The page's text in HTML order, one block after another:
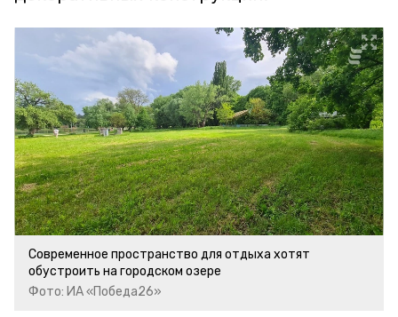
Современное пространство для отдыха хотят
обустроить на городском озере
Фото: ИА «Победа26»